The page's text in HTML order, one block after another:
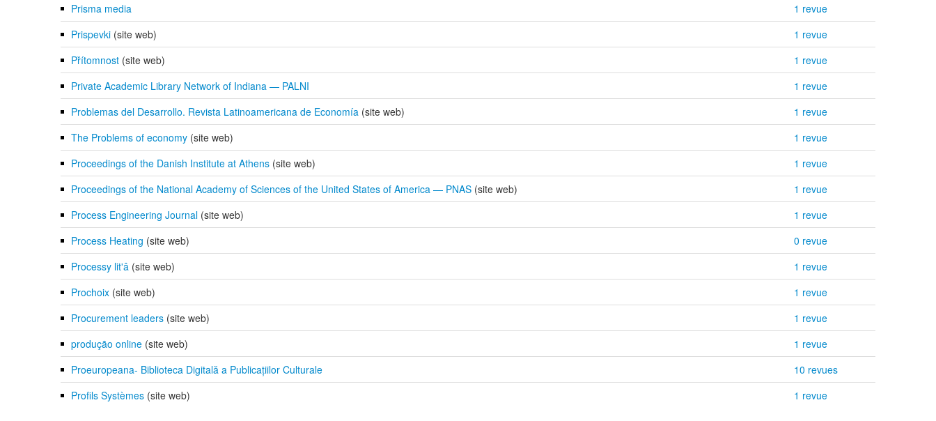
Prisma media
1 revue
Prispevki(site web)
1 revue
Přítomnost(site web)
1 revue
Private Academic Library Network of Indiana — PALNI
1 revue
Problemas del Desarrollo. Revista Latinoamericana de Economía (site web)
1 revue
The Problems of economy(site web)
1 revue
Proceedings of the Danish Institute at Athens(site web)
1 revue
Proceedings of the National Academy of Sciences of the United States of America — PNAS(site web)
1 revue
Process Engineering Journal(site web)
1 revue
Process Heating (site web)
0 revue
Processy litʹâ (site web)
1 revue
Prochoix(site web)
1 revue
Procurement leaders(site web)
1 revue
produção online(site web)
1 revue
Proeuropeana- Biblioteca Digitală a Publicațiilor Culturale
10 revues
Profils Systèmes(site web) 1 revue